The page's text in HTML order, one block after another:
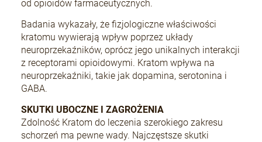
od opioidów farmaceutycznych.
Badania wykazały, że fizjologiczne właściwości
kratomu wywierają wpływ poprzez układy
neuroprzekaźników, oprócz jego unikalnych interakcji
z receptorami opioidowymi. Kratom wpływa na
neuroprzekaźniki, takie jak dopamina, serotonina i
GABA.
SKUTKI UBOCZNE I ZAGROŻENIA
Zdolność Kratom do leczenia szerokiego zakresu
schorzeń ma pewne wady. Najczęstsze skutki